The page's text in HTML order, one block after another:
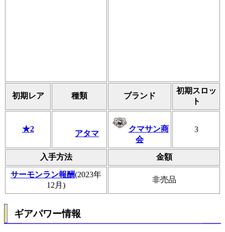
初期レア 種類 ブランド
初期スロッ
ト
★2
アタマ
クマサン商
会
3
入手方法 金額
サーモンラン報酬(2023年
12月)
非売品
ギアパワー情報